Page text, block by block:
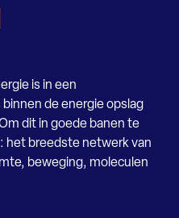
is in een
de energie opslag
dit in goede banen te
het breedste netwerk van
beweging, moleculen